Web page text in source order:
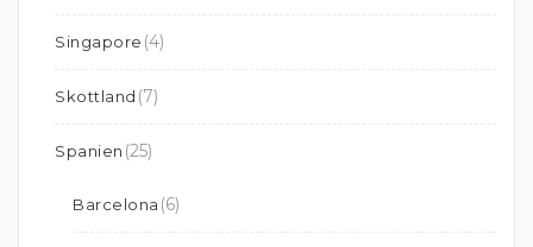
Singapore (4)
Skottland (7)
Spanien (25)
Barcelona (6)